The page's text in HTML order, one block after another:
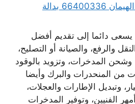
ونش كرين سطحة ام الهيمان 66400336 بدالة
دائما إلى تقديم أفضل
والرفع، والصيانة أو التصليح،
وشحن المدخرات، وتزويد بالوقود
من المنحدرات والبرك وأيضا
وتبديل الإطارات والعجلات،
الفنيين، وتوفير المدخرات